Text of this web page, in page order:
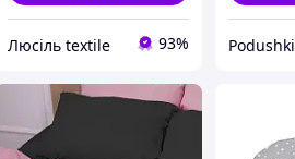
Люсіль textile 93%